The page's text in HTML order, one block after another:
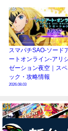
スマパチSAO-ソード
ートオンライン-アリ
ゼーション夜空｜スペ
ック・攻略情報
2026.08.03